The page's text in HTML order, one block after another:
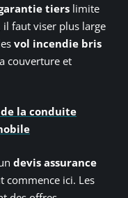
tiers limite
il faut viser plus large
vol incendie bris
couverture et
la conduite
devis assurance
commence ici. Les